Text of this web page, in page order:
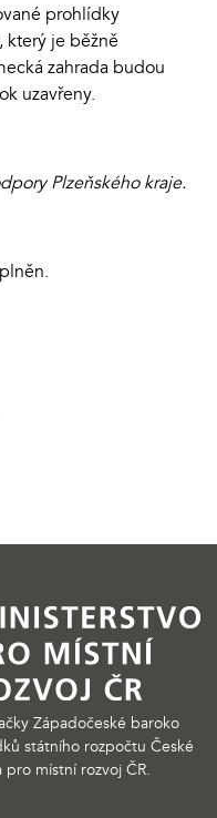
prohlídky
který je běžně
zahrada budou
uzavřeny.
Plzeňského kraje.
Západočeské baroko
státního rozpočtu České
místní rozvoj ČR.